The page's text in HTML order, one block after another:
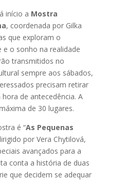
início a Mostra
, coordenada por Gilka
que exploram o
o sonho na realidade
transmitidos no
sempre aos sábados,
precisam retirar
de antecedência. A
de 30 lugares.
é “As Pequenas
por Vera Chytilová,
avançados para a
conta a história de duas
que decidem se adequar